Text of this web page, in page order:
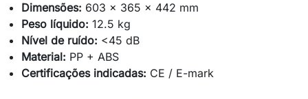
Dimensões: 603 x 365 x 442 mm
Peso líquido: 12.5 kg
Nível de ruído: <45 dB
Material: PP + ABS
Certificações indicadas: CE / E-mark